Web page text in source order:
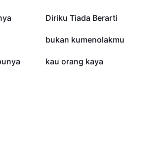
5,8 rb
Diriku Tiada Berarti
1,3 rb
bukan kumenolakmu
345
kau orang kaya